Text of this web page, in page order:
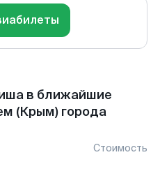
в ближайшие
(Крым) города
Стоимость